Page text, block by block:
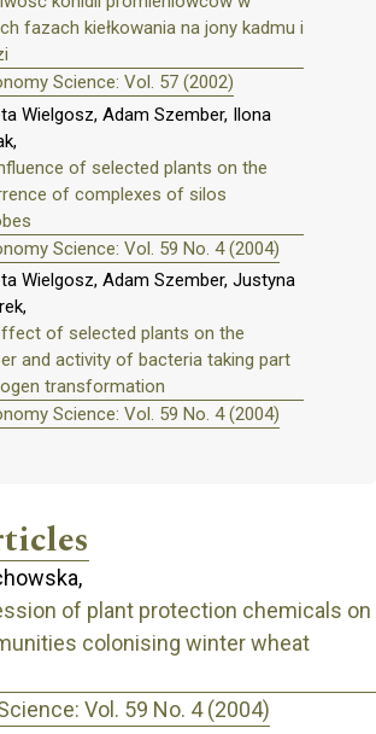
fazach kiełkowania na jony kadmu i
Science: Vol. 57 (2002)
Wielgosz, Adam Szember, Ilona
of selected plants on the
of complexes of silos
Science: Vol. 59 No. 4 (2004)
Wielgosz, Adam Szember, Justyna
of selected plants on the
and activity of bacteria taking part
transformation
Science: Vol. 59 No. 4 (2004)
of plant protection chemicals on
colonising winter wheat
Vol. 59 No. 4 (2004)